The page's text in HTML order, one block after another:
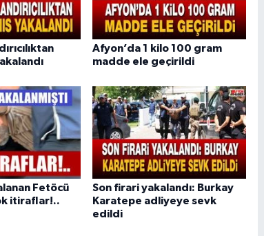
Afyon’da 1 kilo 100 gram
madde ele geçirildi
Fetöcü
itiraflar!..
Son firari yakalandı: Burkay
Karatepe adliyeye sevk
edildi